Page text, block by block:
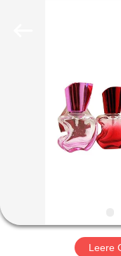
PRODUKTE
VR-
SHOW
Leere